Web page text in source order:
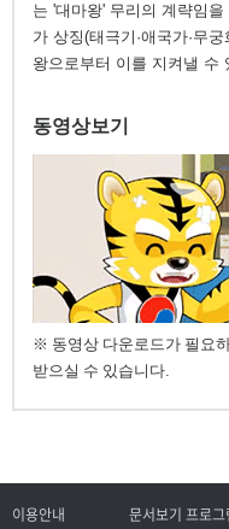
는 '대마왕' 무리의 계략임
가 상징(태극기·애국가·무
왕으로부터 이를 지켜낼 수
동영상보기
※ 동영상 다운로드가 필요
받으실 수 있습니다.
이용안내 문서보기 프로그